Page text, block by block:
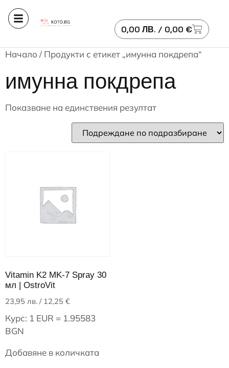
0,00 ЛВ. / 0,00 €
Начало / Продукти с етикет „имунна покдрепа“
имунна покдрепа
Показване на единствения резултат
Vitamin K2 MK-7 Spray 30
мл | OstroVit
23,95 лв. / 12,25 €
Курс: 1 EUR = 1.95583
BGN
Добавяне в количката